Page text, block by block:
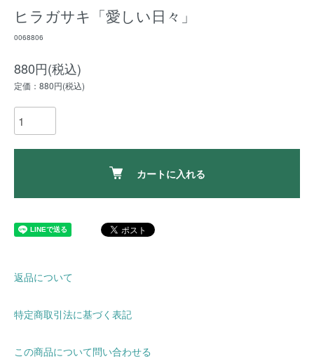
ヒラガサキ「愛しい日々」
0068806
880円(税込)
定価：880円(税込)
カートに入れる
返品について
特定商取引法に基づく表記
この商品について問い合わせる